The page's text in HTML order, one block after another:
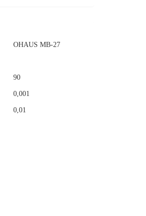
OHAUS MB-27
90
0,001
0,01